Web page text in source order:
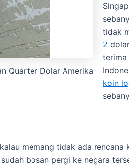
Quarter Dolar Amerika
tidak
2
terima
koin
memang tidak ada rencana
bosan pergi ke negara